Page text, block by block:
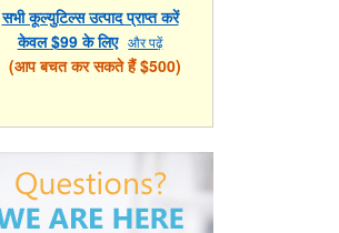
सभी कूल्युटिल्स उत्पाद प्राप्त करें
केवल $99 के लिए और पढ़ें
(आप बचत कर सकते हैं $500)